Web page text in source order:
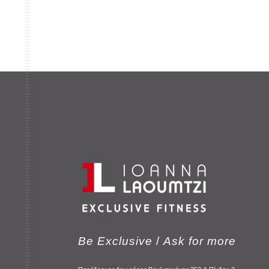
Be Exclusive / Ask for more